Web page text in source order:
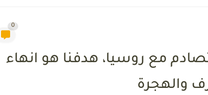
0
مع روسيا، هدفنا هو انهاء
والهجرة